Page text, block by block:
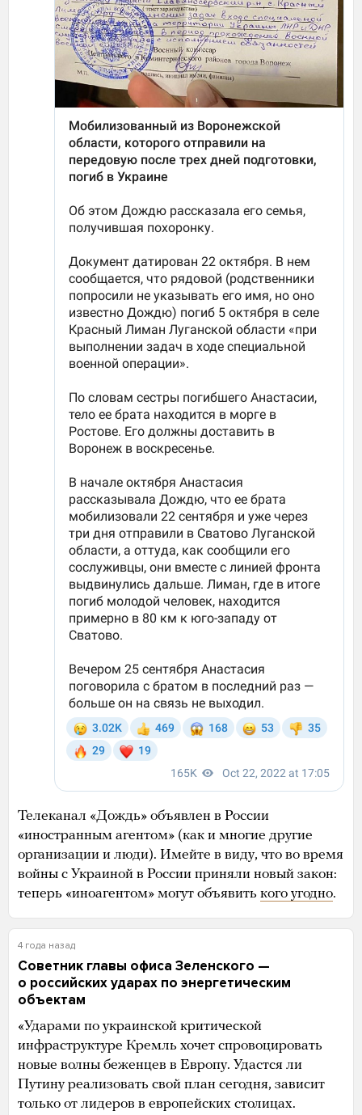
Телеканал «Дождь» объявлен в России
«иностранным агентом» (как и многие другие
организации и люди). Имейте в виду, что во время
войны с Украиной в России приняли новый закон:
теперь «иноагентом» могут объявить кого угодно.
4 года назад
Советник главы офиса Зеленского —
о российских ударах по энергетическим
объектам
«Ударами по украинской критической
инфраструктуре Кремль хочет спровоцировать
новые волны беженцев в Европу. Удастся ли
Путину реализовать свой план сегодня, зависит
только от лидеров в европейских столицах.